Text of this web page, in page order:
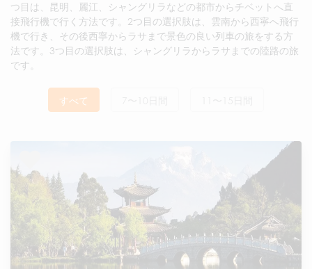
つ目は、昆明、麗江、シャングリラなどの都市からチベットへ直
接飛行機で行く方法です。2つ目の選択肢は、雲南から西寧へ飛行
機で行き、その後西寧からラサまで景色の良い列車の旅をする方
法です。3つ目の選択肢は、シャングリラからラサまでの陸路の旅
です。
すべて